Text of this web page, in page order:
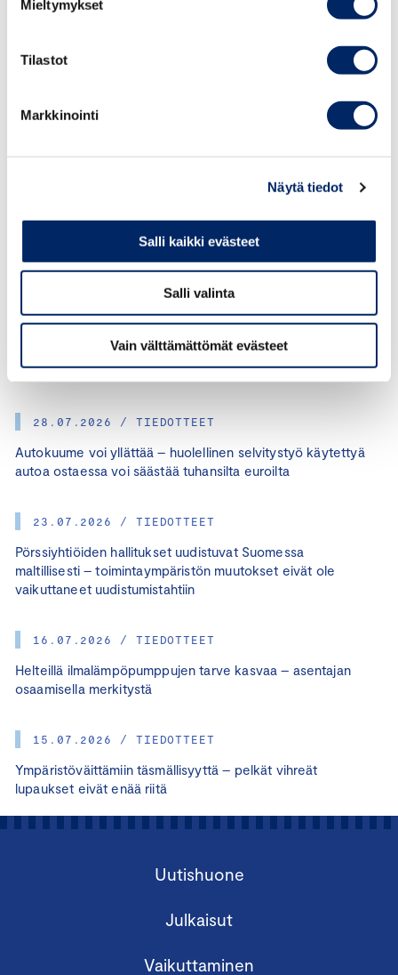
Mieltymykset
Tilastot
Markkinointi
Näytä tiedot
Salli kaikki evästeet
Salli valinta
Vain välttämättömät evästeet
Keskuskauppakamari: Moni ei tiedä, että poimituista
tapauksissa verot
05.08.2026 / TIEDOTTEET
Keskuskauppakamari: Naisten osuus First North -yhtiöiden
hallituksen jäsenistä laski 27 prosenttiin
28.07.2026 / TIEDOTTEET
Autokuume voi yllättää – huolellinen selvitystyö käytettyä
autoa ostaessa voi säästää tuhansilta euroilta
23.07.2026 / TIEDOTTEET
Pörssiyhtiöiden hallitukset uudistuvat Suomessa
maltillisesti – toimintaympäristön muutokset eivät ole
vaikuttaneet uudistumistahtiin
16.07.2026 / TIEDOTTEET
Helteillä ilmalämpöpumppujen tarve kasvaa – asentajan
osaamisella merkitystä
15.07.2026 / TIEDOTTEET
Ympäristöväittämiin täsmällisyyttä – pelkät vihreät
lupaukset eivät enää riitä
JAA ARTIKKELI:
Uutishuone
Julkaisut
Vaikuttaminen